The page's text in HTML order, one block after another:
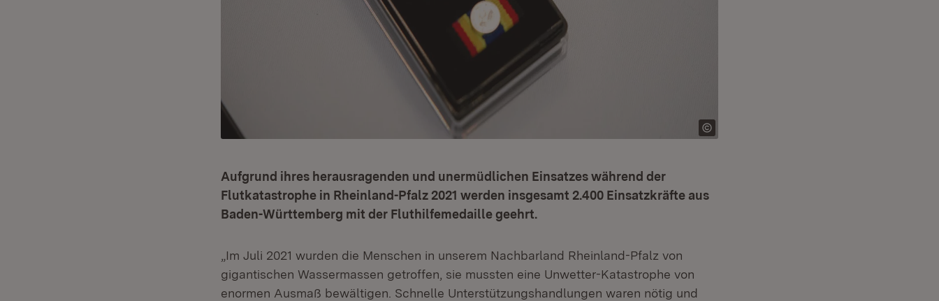
Aufgrund ihres herausragenden und unermüdlichen Einsatzes während der
Flutkatastrophe in Rheinland-Pfalz 2021 werden insgesamt 2.400 Einsatzkräfte aus
Baden-Württemberg mit der Fluthilfemedaille geehrt.
„Im Juli 2021 wurden die Menschen in unserem Nachbarland Rheinland-Pfalz von
gigantischen Wassermassen getroffen, sie mussten eine Unwetter-Katastrophe von
enormen Ausmaß bewältigen. Schnelle Unterstützungshandlungen waren nötig und